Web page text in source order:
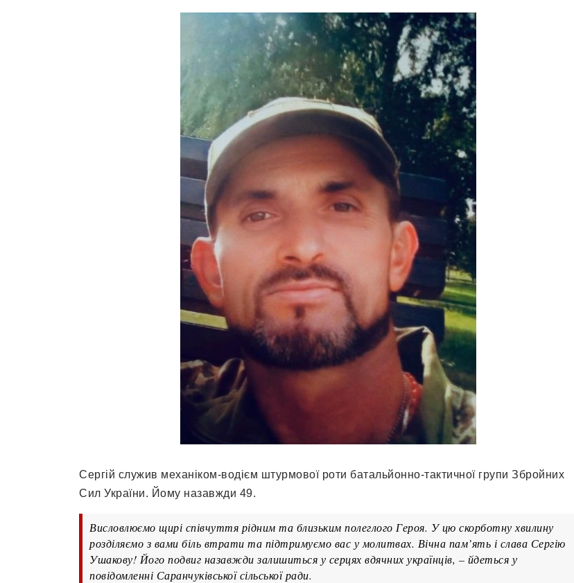
Сергій служив механіком-водієм штурмової роти батальйонно-тактичної групи Збройних
Сил України. Йому назавжди 49.
Висловлюємо щирі співчуття рідним та близьким полеглого Героя. У цю скорботну хвилину
розділяємо з вами біль втрати та підтримуємо вас у молитвах. Вічна пам’ять і слава Сергію
Ушакову! Його подвиг назавжди залишиться у серцях вдячних українців, – йдеться у
повідомленні Саранчуківської сільської ради.